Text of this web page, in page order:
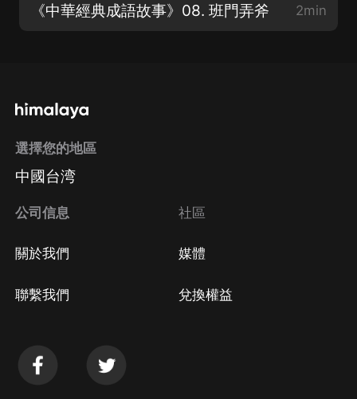
《中華經典成語故事》08. 班門弄斧 2min
選擇您的地區
中國台湾
公司信息
關於我們
聯繫我們
社區
媒體
兌換權益